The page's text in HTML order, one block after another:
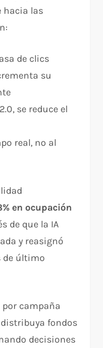
hacia las
de clics
su
se reduce el
real, no al
en ocupación
de que la IA
y reasignó
de último
campaña
distribuya fondos
decisiones